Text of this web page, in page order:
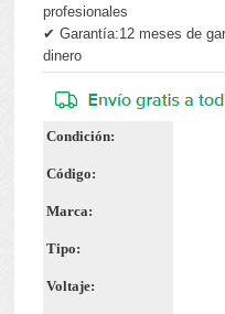
profesionales
✔ Garantía:12 meses de
dinero
Condición:
Código:
Marca:
Tipo:
Voltaje: